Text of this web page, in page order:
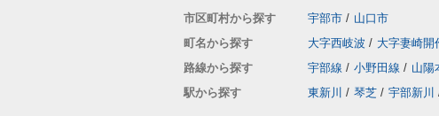
市区町村から探す 宇部市 / 山口市
町名から探す
大字西岐波 / 大字妻崎開
路線から探す
宇部線 / 小野田線 / 山陽
駅から探す
東新川 / 琴芝 / 宇部新川